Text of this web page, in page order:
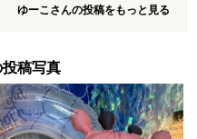
ゆーこさんの投稿をもっと見る
稿写真